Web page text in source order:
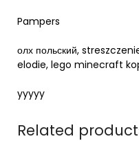
Pampers
олх польский,
elodie, lego minecraft
yyyyy
Related